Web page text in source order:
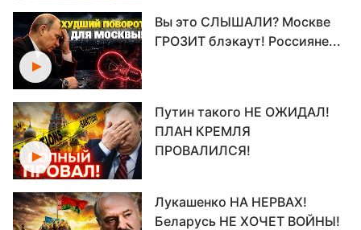
Вы это СЛЫШАЛИ? Москве
ГРОЗИТ блэкаут! Россияне...
Путин такого НЕ ОЖИДАЛ!
ПЛАН КРЕМЛЯ
ПРОВАЛИЛСЯ!
Лукашенко НА НЕРВАХ!
Беларусь НЕ ХОЧЕТ ВОЙНЫ!